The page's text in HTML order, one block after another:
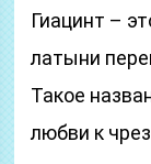
Гиацинт –
латыни
Такое
любви к